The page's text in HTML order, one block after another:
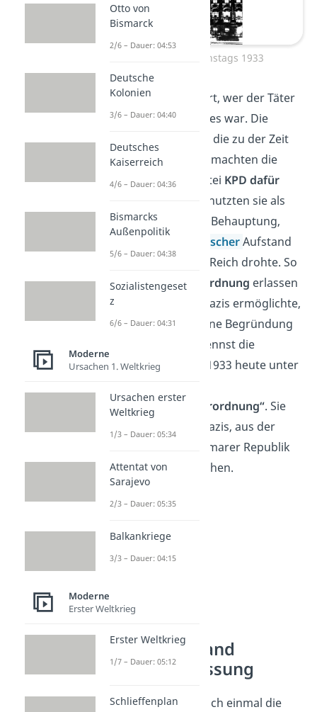
Brand des Reichstags 1933
Bis heute ist ungeklärt, wer der Täter
des Reichstagsbrandes war. Die
, die zu der Zeit
an der Macht waren, machten die
Kommunistische Partei KPD dafür
. Das nutzten sie als
Begründung für ihre Behauptung,
dass ein kommunistischerAufstand
gegen das Deutsche Reich drohte. So
konnte eineNotverordnung erlassen
werden, die es den Nazis ermöglichte,
politische Gegner ohne Begründung
festzunehmen. Du kennst die
Notverordnung von 1933 heute unter
„Reichstagsbrandverordnung“. Sie
erleichterte es den Nazis, aus der
demokratischen Weimarer Republik
eineDiktatur zu machen.
Reichstagsbrand
Zusammenfassung
Hier haben wir dir noch einmal die
Otto von
Bismarck
2/6 – Dauer: 04:53
Deutsche
Kolonien
3/6 – Dauer: 04:40
Deutsches
Kaiserreich
4/6 – Dauer: 04:36
Bismarcks
Außenpolitik
5/6 – Dauer: 04:38
Sozialistengeset
z
6/6 – Dauer: 04:31
Moderne
Ursachen 1. Weltkrieg
Ursachen erster
Weltkrieg
1/3 – Dauer: 05:34
Attentat von
Sarajevo
2/3 – Dauer: 05:35
Balkankriege
3/3 – Dauer: 04:15
Moderne
Erster Weltkrieg
Erster Weltkrieg
1/7 – Dauer: 05:12
Schlieffenplan